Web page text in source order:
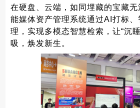
在硬盘、云端，如同埋藏的宝藏
能媒体资产管理系统通过AI打标
理，实现多模态智慧检索，让“沉
吸，焕发新生。